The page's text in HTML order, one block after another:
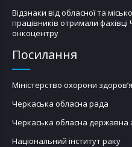
Відзнаки від обласної та
працівників отримали фахівці
онкоцентру
Посилання
Міністерство охорони
Черкаська обласна рада
Черкаська обласна державна
Національний інститут раку